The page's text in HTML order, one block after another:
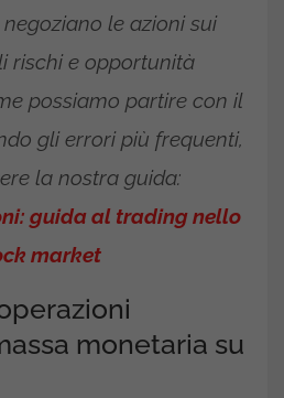
le azioni sui
rischi e opportunità
possiamo partire con il
gli errori più frequenti,
la nostra guida:
guida al trading nello
market
monetaria su